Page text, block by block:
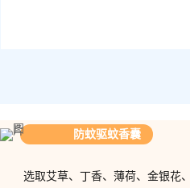
防蚊驱蚊香囊
选取艾草、丁香、薄荷、金银花